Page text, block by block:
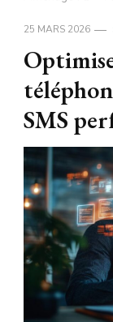
25 MARS 2026
SMS